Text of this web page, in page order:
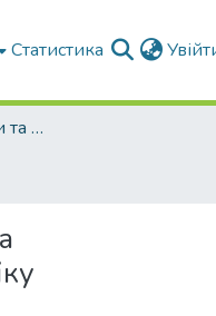
Статистика
Факультет Економіки та бізнесу